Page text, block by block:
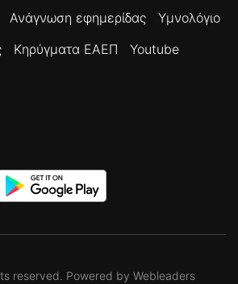
Ανάγνωση εφημερίδας
Υμνολόγιο
Κηρύγματα ΕΑΕΠ
Youtube
reserved. Powered by Webleaders